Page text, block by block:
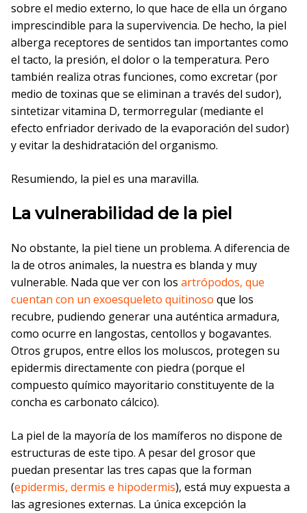
sobre el medio externo, lo que hace de ella un órgano
imprescindible para la supervivencia. De hecho, la piel
alberga receptores de sentidos tan importantes como
el tacto, la presión, el dolor o la temperatura. Pero
también realiza otras funciones, como excretar (por
medio de toxinas que se eliminan a través del sudor),
sintetizar vitamina D, termorregular (mediante el
efecto enfriador derivado de la evaporación del sudor)
y evitar la deshidratación del organismo.
Resumiendo, la piel es una maravilla.
La vulnerabilidad de la piel
No obstante, la piel tiene un problema. A diferencia de
la de otros animales, la nuestra es blanda y muy
vulnerable. Nada que ver con los artrópodos, que
cuentan con un exoesqueleto quitinoso que los
recubre, pudiendo generar una auténtica armadura,
como ocurre en langostas, centollos y bogavantes.
Otros grupos, entre ellos los moluscos, protegen su
epidermis directamente con piedra (porque el
compuesto químico mayoritario constituyente de la
concha es carbonato cálcico).
La piel de la mayoría de los mamíferos no dispone de
estructuras de este tipo. A pesar del grosor que
puedan presentar las tres capas que la forman
(epidermis, dermis e hipodermis), está muy expuesta a
las agresiones externas. La única excepción la